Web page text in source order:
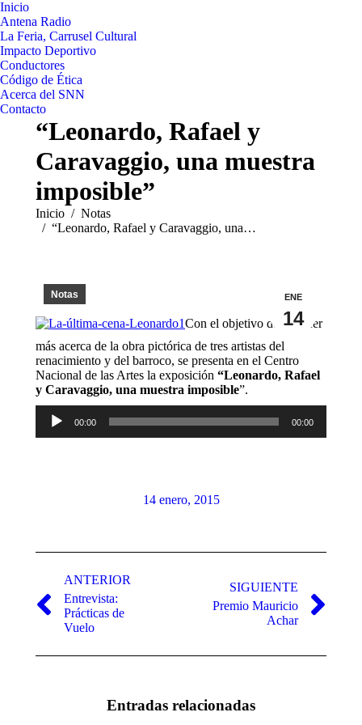
Inicio
Antena Radio
La Feria, Carrusel Cultural
Impacto Deportivo
Conductores
Código de Ética
Acerca del SNN
Contacto
“Leonardo, Rafael y
Caravaggio, una muestra
imposible”
Estás aquí:
Inicio
Notas
“Leonardo, Rafael y Caravaggio, una…
ENE
14
Notas
Con el objetivo de conocer
más acerca de la obra pictórica de tres artistas del
renacimiento y del barroco, se presenta en el Centro
Nacional de las Artes la exposición “Leonardo, Rafael
y Caravaggio, una muestra imposible”.
Reproductor
audio
00:00 00:00
14 enero, 2015
entre
publicaciones
ANTERIOR
Publicación
anterior:
Entrevista:
Prácticas de
Vuelo
SIGUIENTE
Publicación
Premio Mauricio
Achar
Entradas relacionadas